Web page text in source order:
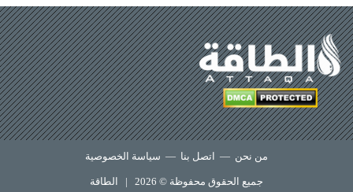
من نحن — اتصل بنا — سياسة الخصوصية
جميع الحقوق محفوظة © 2026 | الطاقة